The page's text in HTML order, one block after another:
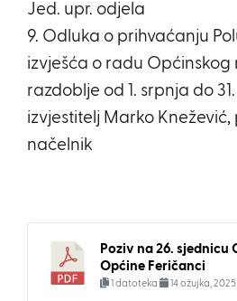
Jed. upr. odjela
9. Odluka o prihvaćanju
izvješća o radu Općinskog
razdoblje od 1. srpnja do
izvjestitelj Marko Knežević,
načelnik
Poziv na 26. sjednicu
Općine Feričanci
1 datoteka 14 ožujka, 2025